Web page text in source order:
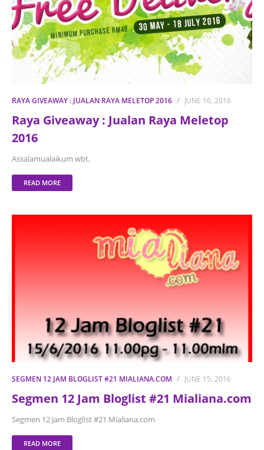
RAYA GIVEAWAY : JUALAN RAYA MELETOP 2016 JUNE 16, 2016
Raya Giveaway : Jualan Raya Meletop
2016
Assalamualaikum wbt,
READ MORE
SEGMEN 12 JAM BLOGLIST #21 MIALIANA.COM JUNE 15, 2016
Segmen 12 Jam Bloglist #21 Mialiana.com
Segmen 12 Jam Bloglist #21 Mialiana.com
READ MORE